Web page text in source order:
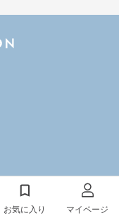
お気に入り マイページ